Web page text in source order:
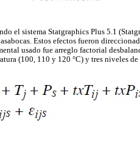
el sistema Statgraphics Plus 5.1
Estos efectos fueron
usado fue arreglo factorial
(100, 110 y 120 °C) y tres niveles